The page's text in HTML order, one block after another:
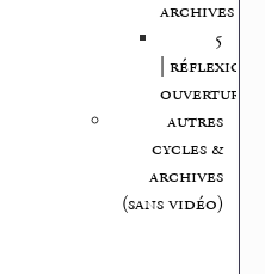
archives
5
| réflexion,
ouvertures
autres
cycles &
archives
(sans vidéo)